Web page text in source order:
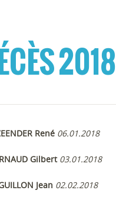
2018
René 06.01.2018
Gilbert 03.01.2018
Jean 02.02.2018